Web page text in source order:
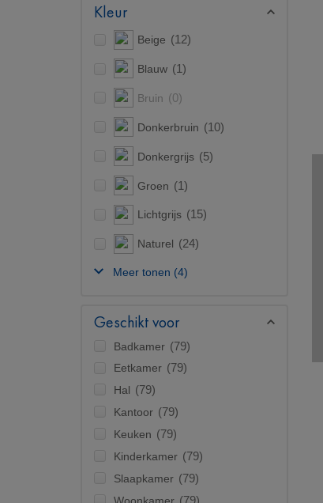
Kleur
Beige (12)
Blauw (1)
Bruin (0)
Donkerbruin (10)
Donkergrijs (5)
Groen (1)
Lichtgrijs (15)
Naturel (24)
Meer tonen (4)
Geschikt voor
Badkamer (79)
Eetkamer (79)
Hal (79)
Kantoor (79)
Keuken (79)
Kinderkamer (79)
Slaapkamer (79)